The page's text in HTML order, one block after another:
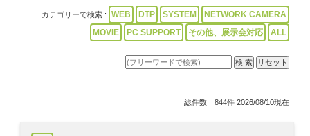
カテゴリーで検索 : WEB DTP SYSTEM
NETWORK CAMERA
MOVIE
PC SUPPORT その他、展示会対応 ALL
総件数 844件 2026/08/10現在